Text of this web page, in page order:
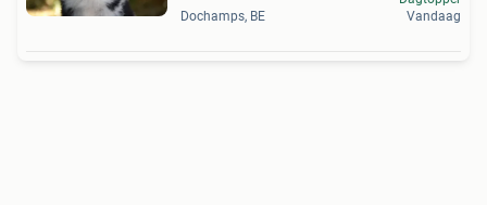
Dochamps, BE
Vandaag